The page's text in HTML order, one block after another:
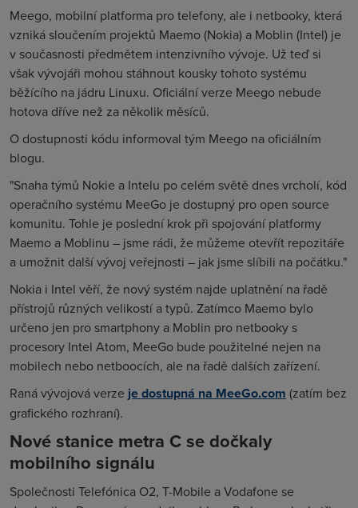
Meego, mobilní platforma pro telefony, ale i netbooky, která
vzniká sloučením projektů Maemo (Nokia) a Moblin (Intel) je
v současnosti předmětem intenzivního vývoje. Už teď si
však vývojáři mohou stáhnout kousky tohoto systému
běžícího na jádru Linuxu. Oficiální verze Meego nebude
hotova dříve než za několik měsíců.
O dostupnosti kódu informoval tým Meego na oficiálním
blogu.
"Snaha týmů Nokie a Intelu po celém světě dnes vrcholí, kód
operačního systému MeeGo je dostupný pro open source
komunitu. Tohle je poslední krok při spojování platformy
Maemo a Moblinu – jsme rádi, že můžeme otevřít repozitáře
a umožnit další vývoj veřejnosti – jak jsme slíbili na počátku."
Nokia i Intel věří, že nový systém najde uplatnění na řadě
přístrojů různých velikostí a typů. Zatímco Maemo bylo
určeno jen pro smartphony a Moblin pro netbooky s
procesory Intel Atom, MeeGo bude použitelné nejen na
mobilech nebo netboocích, ale na řadě dalších zařízení.
Raná vývojová verze je dostupná na MeeGo.com (zatím bez
grafického rozhraní).
Nové stanice metra C se dočkaly
mobilního signálu
Společnosti Telefónica O2, T-Mobile a Vodafone se